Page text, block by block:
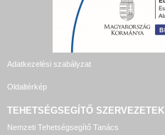
Adatkezelési szabályzat
Oldaltérkép
TEHETSÉGSEGÍTŐ SZERVEZETEK
Nemzeti Tehetségsegítő Tanács